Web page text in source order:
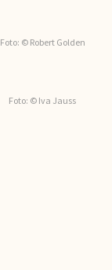
Foto: © Robert Golden
Foto: © Iva Jauss